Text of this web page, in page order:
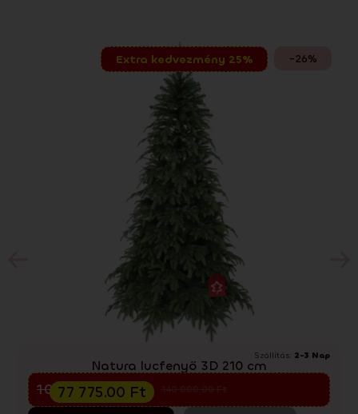
-26%
Extra kedvezmény 25%
Szállítás: 2-3 Nap
Natura lucfenyő 3D 210 cm
Előkarácsonyi kiárusítás
103 700.00 Ft
77 775.00 Ft